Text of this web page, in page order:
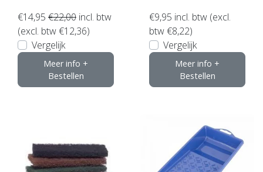
€14,95 €22,00 incl. btw
(excl. btw €12,36)
Vergelijk
Meer info +
Bestellen
€9,95 incl. btw (excl.
btw €8,22)
Vergelijk
Meer info +
Bestellen